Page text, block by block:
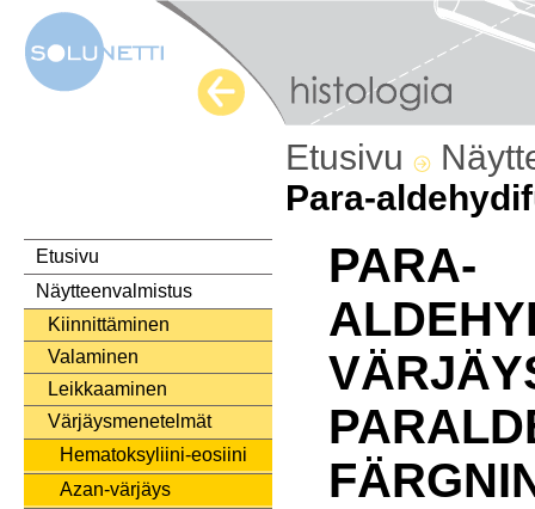
Etusivu
Para-
Etusivu
Näytteenvalmistus
Kiinnittäminen
Valaminen
Leikkaaminen
Värjäysmenetelmät
Hematoksyliini-eosiini
Azan-värjäys
PARA-